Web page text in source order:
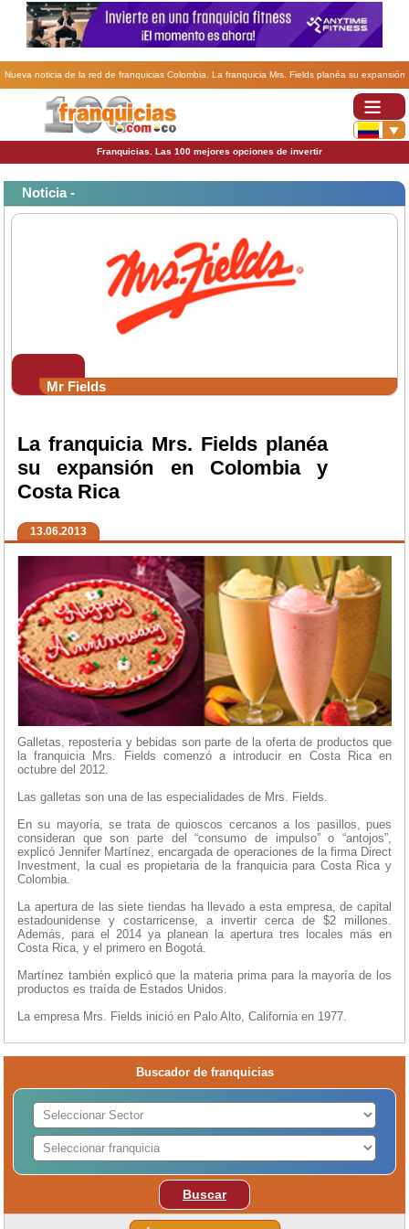
Nueva noticia de la red de franquicias Colombia. La franquicia Mrs. Fields planéa su expansión
en Colombia y Costa Rica.
Franquicias. Las 100 mejores opciones de invertir
Noticia -
Mr Fields
La franquicia Mrs. Fields planéa
su expansión en Colombia y
Costa Rica
13.06.2013
Galletas, repostería y bebidas son parte de la oferta de productos que
la franquicia Mrs. Fields comenzó a introducir en Costa Rica en
octubre del 2012.
Las galletas son una de las especialidades de Mrs. Fields.
En su mayoría, se trata de quioscos cercanos a los pasillos, pues
consideran que son parte del “consumo de impulso” o “antojos”,
explicó Jennifer Martínez, encargada de operaciones de la firma Direct
Investment, la cual es propietaria de la franquicia para Costa Rica y
Colombia.
La apertura de las siete tiendas ha llevado a esta empresa, de capital
estadounidense y costarricense, a invertir cerca de $2 millones.
Además, para el 2014 ya planean la apertura tres locales más en
Costa Rica, y el primero en Bogotá.
Martínez también explicó que la materia prima para la mayoría de los
productos es traída de Estados Unidos.
La empresa Mrs. Fields inició en Palo Alto, California en 1977.
Buscador de franquicias
Buscar